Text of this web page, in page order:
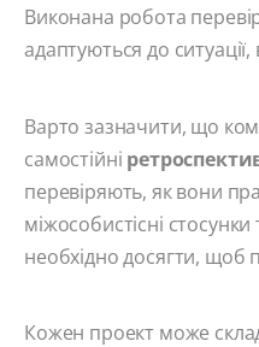
Виконана робота
адаптуються до
Варто зазначити, що
самостійні
перевіряють, як вони
міжособистісні стосунки
необхідно досягти,
Кожен проект може